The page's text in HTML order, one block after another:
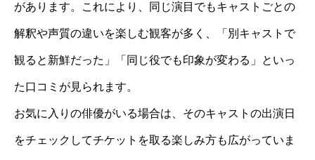
があります。これにより、同じ演目でもキャストごとの
解釈や声質の違いを楽しむ観客が多く、「別キャストで
観ると新鮮だった」「同じ役でも印象が変わる」といっ
た口コミが見られます。
お気に入りの俳優がいる場合は、そのキャストの出演日
をチェックしてチケットを取る楽しみ方も広がっていま